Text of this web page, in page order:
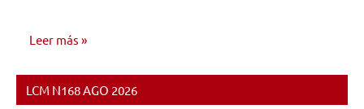
Leer más
RESEÑAS
LCM N168 AGO 2026